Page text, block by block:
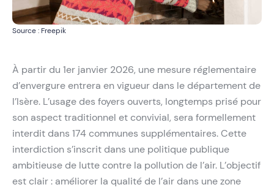
Source : Freepik
À partir du 1er janvier 2026, une mesure réglementaire
d’envergure entrera en vigueur dans le département de
l’Isère. L’usage des foyers ouverts, longtemps prisé pour
son aspect traditionnel et convivial, sera formellement
interdit dans 174 communes supplémentaires. Cette
interdiction s’inscrit dans une politique publique
ambitieuse de lutte contre la pollution de l’air. L’objectif
est clair : améliorer la qualité de l’air dans une zone